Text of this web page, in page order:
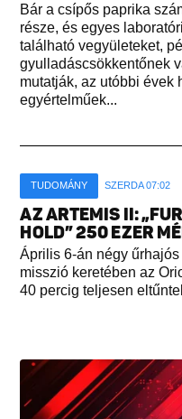
Bár a csípős paprika
része, és egyes
található vegyületeket,
gyulladáscsökkentőnek
mutatják, az utóbbi évek
egyértelműek...
TUDOMÁNY SZERDA 07:02
AZ ARTEMIS II:
HOLD” 250 EZER
Április 6-án négy űrhajós
misszió keretében az
40 percig teljesen